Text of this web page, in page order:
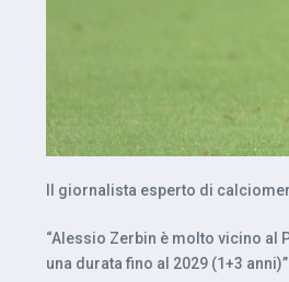
Il giornalista esperto di
“Alessio Zerbin è molto vicino al
una durata fino al 2029 (1+3